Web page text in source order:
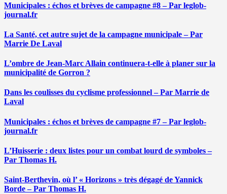
Municipales : échos et brèves de campagne #8 – Par leglob-
journal.fr
La Santé, cet autre sujet de la campagne municipale – Par
Marrie De Laval
L’ombre de Jean-Marc Allain continuera-t-elle à planer sur la
municipalité de Gorron ?
Dans les coulisses du cyclisme professionnel – Par Marrie de
Laval
Municipales : échos et brèves de campagne #7 – Par leglob-
journal.fr
L’Huisserie : deux listes pour un combat lourd de symboles –
Par Thomas H.
Saint-Berthevin, où l’ « Horizons » très dégagé de Yannick
Borde – Par Thomas H.